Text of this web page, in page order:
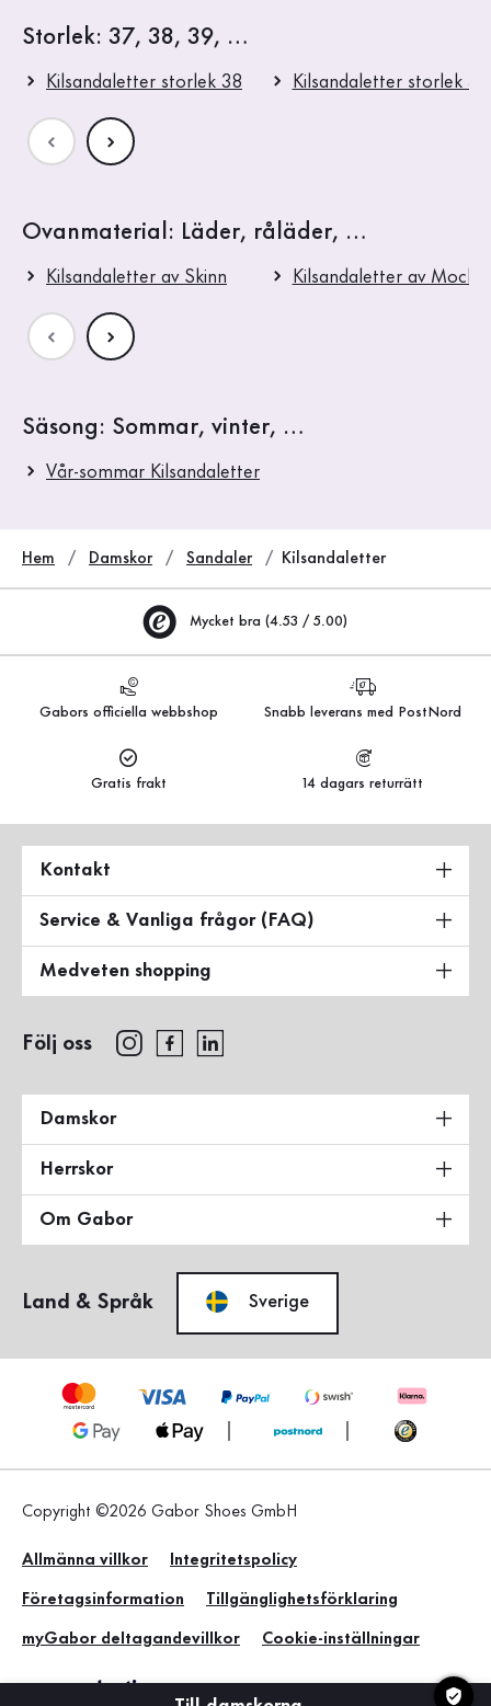
Storlek: 37, 38, 39, …
Kilsandaletter storlek 38 Kilsandaletter storlek 39
Ovanmaterial: Läder, råläder, …
Kilsandaletter av Skinn Kilsandaletter av Mocka
Säsong: Sommar, vinter, …
Vår-sommar Kilsandaletter
Hem Damskor Sandaler Kilsandaletter
Mycket bra (4.53 / 5.00)
Gabors officiella webbshop Snabb leverans med PostNord
Gratis frakt 14 dagars returrätt
Kontakt
Service & Vanliga frågor (FAQ)
Medveten shopping
Följ oss
Damskor
Herrskor
Om Gabor
Land & Språk Sverige
Copyright ©2026 Gabor Shoes GmbH
Allmänna villkor Integritetspolicy
Företagsinformation Tillgänglighetsförklaring
myGabor deltagandevillkor Cookie-inställningar